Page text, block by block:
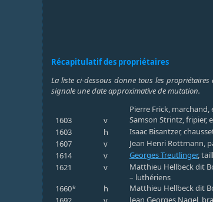
Récapitulatif des propriétaires
La liste ci-dessous donne tous les
signale une date approximative de mutation.
Pierre Frick, marchand,
1603
v
Samson Strintz, fripier,
1603
h
Isaac Bisantzer,
1607
v
Jean Henri Rottmann,
1614
v Georges Treutlinger,
1621
v
Matthieu Hellbeck dit
– luthériens
1660*
h
Matthieu Hellbeck dit
Jean Georges Nagel,